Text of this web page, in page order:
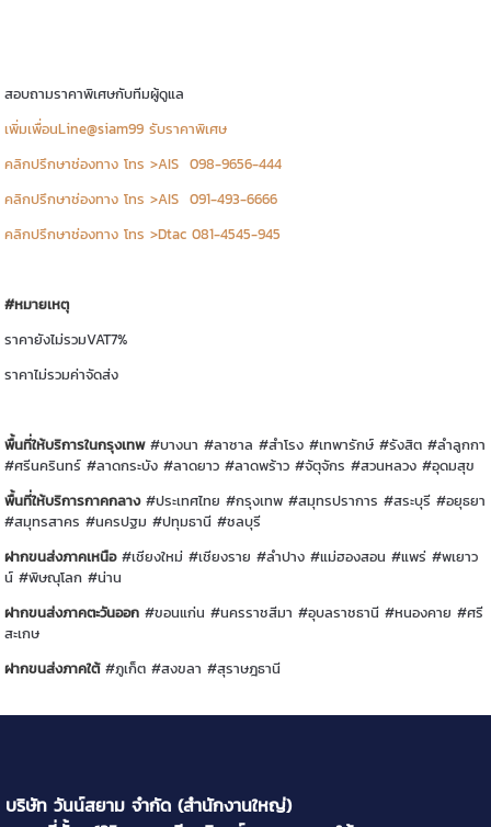
สอบถามราคาพิเศษกับทีมผู้ดูแล
เพิ่มเพื่อนLine@siam99 รับราคาพิเศษ
คลิกปรึกษาช่องทาง โทร >AIS 098-9656-444
คลิกปรึกษาช่องทาง โทร >AIS 091-493-6666
คลิกปรึกษาช่องทาง โทร >Dtac 081-4545-945
#หมายเหตุ
ราคายังไม่รวมVAT7%
ราคาไม่รวมค่าจัดส่ง
พื้นที่ให้บริการในกรุงเทพ#บางนา #ลาซาล #สำโรง #เทพารักษ์ #รังสิต #ลำลูกกา
#ศรีนครินทร์ #ลาดกระบัง #ลาดยาว #ลาดพร้าว #จัตุจักร #สวนหลวง #อุดมสุข
พื้นที่ให้บริการกาคกลาง#ประเทศไทย #กรุงเทพ #สมุทรปราการ #สระบุรี #อยุธยา
#สมุทรสาคร #นครปฐม #ปทุมธานี #ชลบุรี
ฝากขนส่งภาคเหนือ#เชียงใหม่ #เชียงราย #ลำปาง #แม่ฮองสอน #แพร่ #พเยาว
น์ #พิษณุโลก #น่าน
ฝากขนส่งภาคตะวันออก #ขอนแก่น #นครราชสีมา #อุบลราชธานี #หนองคาย #ศรี
สะเกษ
ฝากขนส่งภาคใต้#ภูเก็ต #สงขลา #สุราษฎธานี
บริษัท วันน์สยาม จำกัด (สำนักงานใหญ่)